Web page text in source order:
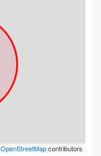
OpenStreetMapcontributors